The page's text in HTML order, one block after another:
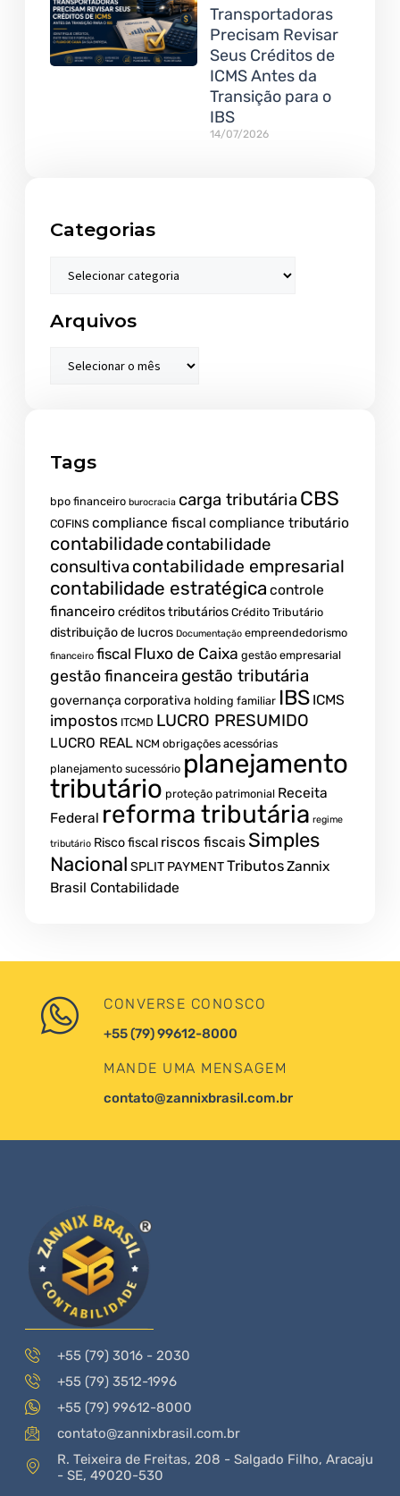
Transportadoras
Precisam Revisar
Seus Créditos de
ICMS Antes da
Transição para o
IBS
14/07/2026
Categorias
Arquivos
Tags
bpo financeiro burocracia carga tributária CBS
COFINS compliance fiscal compliance tributário
contabilidadecontabilidade
consultiva contabilidade empresarial
contabilidade estratégica controle
financeirocréditos tributários Crédito Tributário
distribuição de lucros Documentação empreendedorismo
financeiro fiscal Fluxo de Caixa gestão empresarial
gestão financeira gestão tributária
governança corporativa holding familiar IBS ICMS
impostos ITCMD LUCRO PRESUMIDO
LUCRO REAL NCM obrigações acessórias
planejamento sucessório planejamento
tributário proteção patrimonial Receita
Federal reforma tributária regime
tributário Risco fiscal riscos fiscais Simples
Nacional SPLIT PAYMENTTributosZannix
Brasil Contabilidade
CONVERSE CONOSCO
+55 (79) 99612-8000
MANDE UMA MENSAGEM
contato@zannixbrasil.com.br
+55 (79) 3016 - 2030
+55 (79) 3512-1996
+55 (79) 99612-8000
contato@zannixbrasil.com.br
R. Teixeira de Freitas, 208 - Salgado Filho, Aracaju
- SE, 49020-530